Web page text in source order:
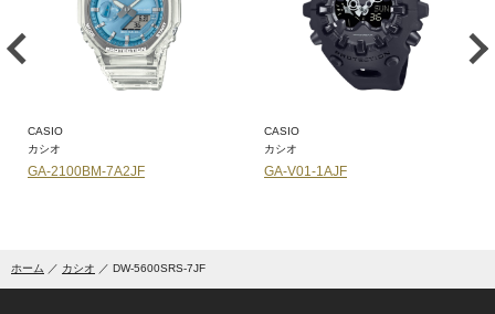
GA-V01-1AJF GA-V01-9AJF
ホーム カシオ DW-5600SRS-7JF